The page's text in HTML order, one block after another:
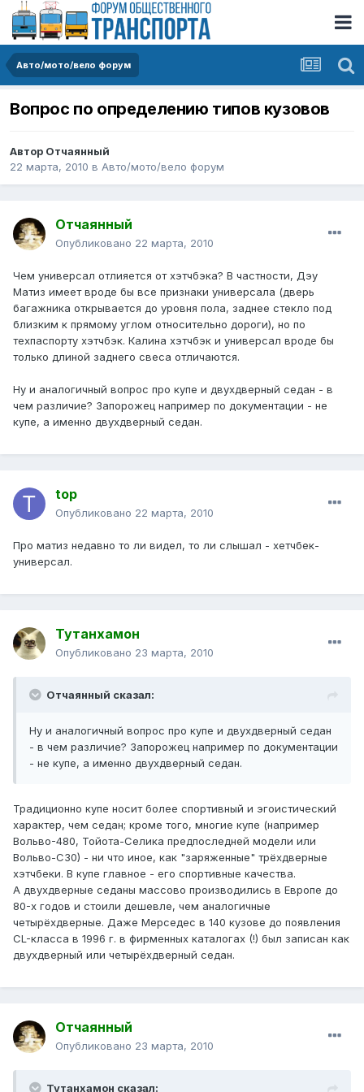
Авто/мото/вело форум
Вопрос по определению типов кузовов
Автор Отчаянный
22 марта, 2010 в Авто/мото/вело форум
Отчаянный
Опубликовано 22 марта, 2010
Чем универсал отлияется от хэтчбэка? В частности, Дэу
Матиз имеет вроде бы все признаки универсала (дверь
багажника открывается до уровня пола, заднее стекло под
близким к прямому углом относительно дороги), но по
техпаспорту хэтчбэк. Калина хэтчбэк и универсал вроде бы
только длиной заднего свеса отличаются.
Ну и аналогичный вопрос про купе и двухдверный седан - в
чем различие? Запорожец например по документации - не
купе, а именно двухдверный седан.
top
Опубликовано 22 марта, 2010
Про матиз недавно то ли видел, то ли слышал - хетчбек-
универсал.
Тутанхамон
Опубликовано 23 марта, 2010
Отчаянный сказал:
Ну и аналогичный вопрос про купе и двухдверный седан
- в чем различие? Запорожец например по документации
- не купе, а именно двухдверный седан.
Традиционно купе носит более спортивный и эгоистический
характер, чем седан; кроме того, многие купе (например
Вольво-480, Тойота-Селика предпоследней модели или
Вольво-С30) - ни что иное, как "заряженные" трёхдверные
хэтчбеки. В купе главное - его спортивные качества.
А двухдверные седаны массово производились в Европе до
80-х годов и стоили дешевле, чем аналогичные
четырёхдверные. Даже Мерседес в 140 кузове до появления
CL-класса в 1996 г. в фирменных каталогах (!) был записан как
двухдверный или четырёхдверный седан.
Отчаянный
Опубликовано 23 марта, 2010
Тутанхамон сказал: